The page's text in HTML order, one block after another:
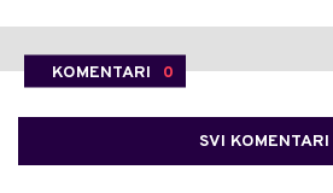
KOMENTARI 0
SVI KOMENTARI